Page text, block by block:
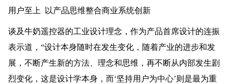
用户至上 以产品思维整合商业系统创新
谈及牛奶遥控器的工业设计理念，作为产品首席设计的连振
表示道，“设计本身随时在发生变化，随着产业的进步和发
展，不断产生新的方法、理念和思维，再不断从内部发生剧
烈变化，这是设计学本身，而‘坚持用户为中心’则是最为重